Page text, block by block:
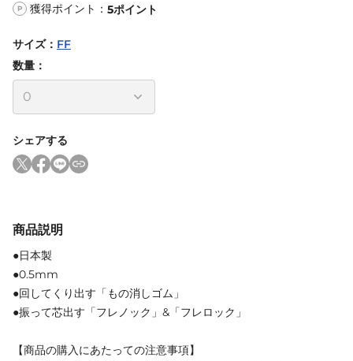
P 獲得ポイント： 5ポイント
サイズ： FF
数量：
シェアする
商品説明
●日本製
●0.5mm
●回してくり出す「もの消しゴム」
●振って芯出す「フレノック」&「フレロック」
【商品の購入にあたっての注意事項】